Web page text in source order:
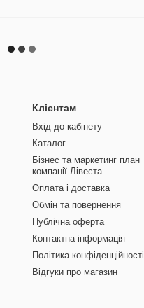
Клієнтам
Вхід до кабінету
Каталог
Бізнес та маркетинг план
компанії Лівеста
Оплата і доставка
Обмін та повернення
Публічна оферта
Контактна інформація
Політика конфіденційності
Відгуки про магазин